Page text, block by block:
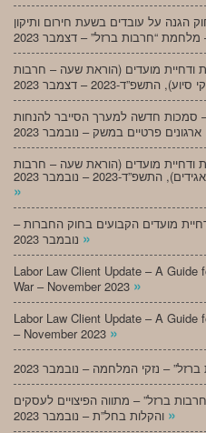
יחסי עבודה – תיקון מס’ 5 לחוק הגנה על עובדים בשעת חירום ותיקון
ודחיית מועדים (הוראת שעה – חרבות
– סמכות חדשה למערך הסייבר להנחות
ודחיית מועדים (הוראת שעה – חרבות
2023 – נובמבר 2023
»
מועדים הקבועים בחוק החברות –
»
Labor Law Client Update – A Guide
War – November 2023 »
Labor Law Client Update – A Guide
– November 2023 »
ברזל” – מתווה הפיצויים לעסקים
»